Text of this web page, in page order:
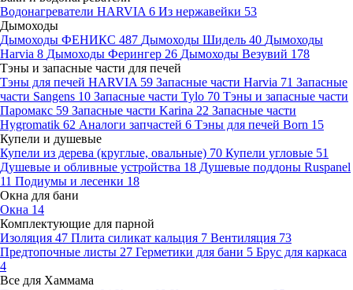
Водонагреватели HARVIA 6 Из нержавейки 53
Дымоходы
Дымоходы ФЕНИКС 487 Дымоходы Шидель 40 Дымоходы
Harvia 8 Дымоходы Ферингер 26 Дымоходы Везувий 178
Тэны и запасные части для печей
Тэны для печей HARVIA 59 Запасные части Harvia 71 Запасные
части Sangens 10 Запасные части Tylo 70 Тэны и запасные части
Паромакс 59 Запасные части Karina 22 Запасные части
Hygromatik 62 Аналоги запчастей 6 Тэны для печей Born 15
Купели и душевые
Купели из дерева (круглые, овальные) 70 Купели угловые 51
Душевые и обливные устройства 18 Душевые поддоны Ruspanel
11 Подиумы и лесенки 18
Окна для бани
Окна 14
Комплектующие для парной
Изоляция 47 Плита силикат кальция 7 Вентиляция 73
Предтопочные листы 27 Герметики для бани 5 Брус для каркаса
4
Все для Хаммама